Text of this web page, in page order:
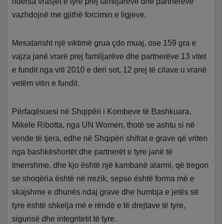
vazhdojnë me gjithë forcimin e ligjeve.
Mesatarisht një viktimë grua çdo muaj, ose 159 gra e
vajza janë vrarë prej familjarëve dhe partnerëve 13 vitet
e fundit nga viti 2010 e deri sot, 12 prej të cilave u vranë
vetëm vitin e fundit.
Përfaqësuesi në Shqipëri i Kombeve të Bashkuara,
Mikele Ribotta, nga UN Women, thotë se ashtu si në
vende të tjera, edhe në Shqipëri shifrat e grave që vriten
nga bashkëshortët dhe partnerët e tyre janë të
tmerrshme, dhe kjo është një kambanë alarmi, që tregon
se shoqëria është në rrezik, sepse është forma më e
skajshme e dhunës ndaj grave dhe humbja e jetës së
tyre është shkelja më e rëndë e të drejtave të tyre,
sigurisë dhe integritetit të tyre.